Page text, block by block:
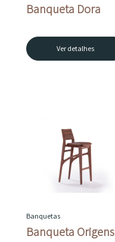
Banqueta Dora
Ver detalhes
Banquetas
Banqueta Origens